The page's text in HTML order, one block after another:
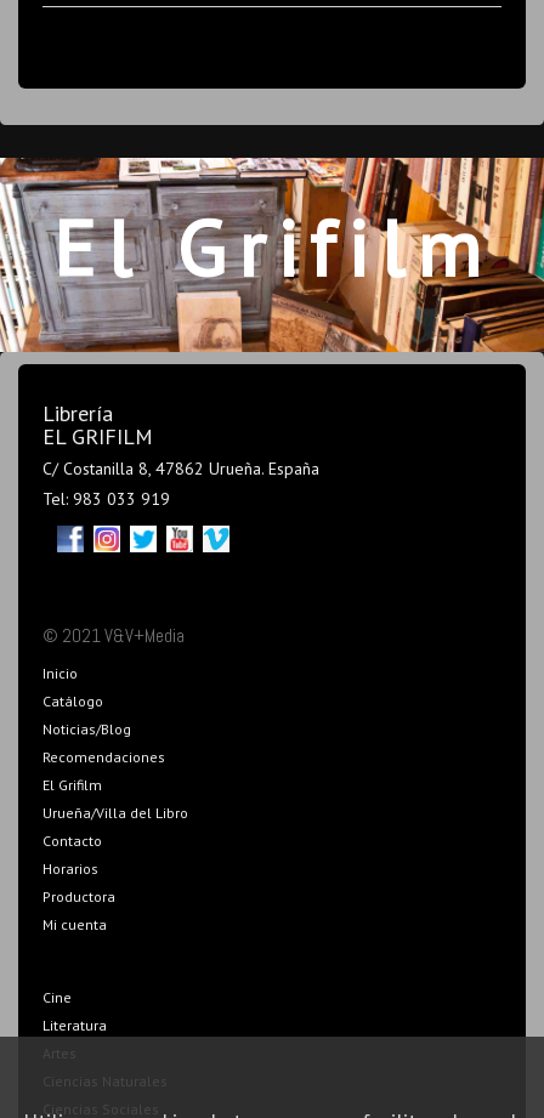
El Grifilm
Librería
EL GRIFILM
C/ Costanilla 8, 47862 Urueña. España
Tel: 983 033 919
© 2021 V&V+Media
Inicio
Catálogo
Noticias/Blog
Recomendaciones
El Grifilm
Urueña/Villa del Libro
Contacto
Horarios
Productora
Mi cuenta
Cine
Literatura
Artes
Ciencias Naturales
Ciencias Sociales